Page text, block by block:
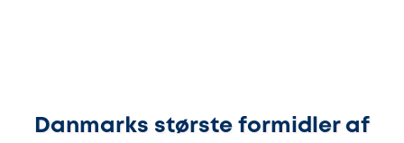
Danmarks største formidler af